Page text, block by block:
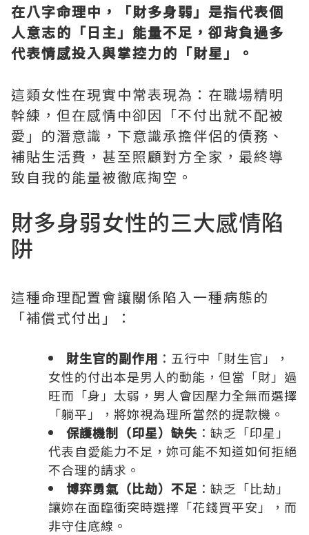
在八字命理中，「財多身弱」是指代表個
人意志的「日主」能量不足，卻背負過多
代表情感投入與掌控力的「財星」。
這類女性在現實中常表現為：在職場精明
幹練，但在感情中卻因「不付出就不配被
愛」的潛意識，下意識承擔伴侶的債務、
補貼生活費，甚至照顧對方全家，最終導
致自我的能量被徹底掏空。
財多身弱女性的三大感情陷
阱
這種命理配置會讓關係陷入一種病態的
「補償式付出」：
財生官的副作用 ：五行中「財生官」，
女性的付出本是男人的動能，但當「財」過
旺而「身」太弱，男人會因壓力全無而選擇
「躺平」，將妳視為理所當然的提款機。
保護機制（印星）缺失 ：缺乏「印星」
代表自愛能力不足，妳可能不知道如何拒絕
不合理的請求。
博弈勇氣（比劫）不足 ：缺乏「比劫」
讓妳在面臨衝突時選擇「花錢買平安」，而
非守住底線。